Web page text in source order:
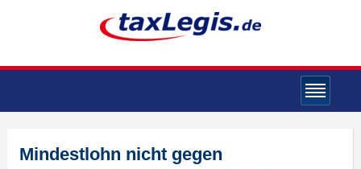
Mindestlohn nicht gegen